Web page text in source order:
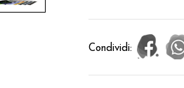
Condividi: